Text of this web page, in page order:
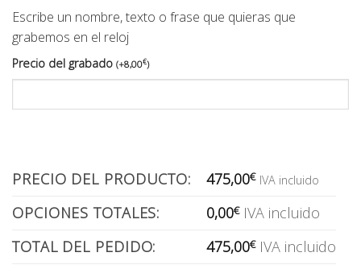
Escribe un nombre, texto o frase que quieras que
grabemos en el reloj
Precio del grabado (+8,00€)
PRECIO DEL PRODUCTO: 475,00€ IVA incluido
OPCIONES TOTALES: 0,00€IVA incluido
TOTAL DEL PEDIDO:
475,00€IVA incluido